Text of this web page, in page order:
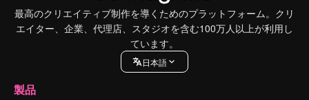
最高のクリエイティブ制作を導くためのプラットフォーム。クリ
エイター、企業、代理店、スタジオを含む100万人以上が利用し
ています。
日本語
製品